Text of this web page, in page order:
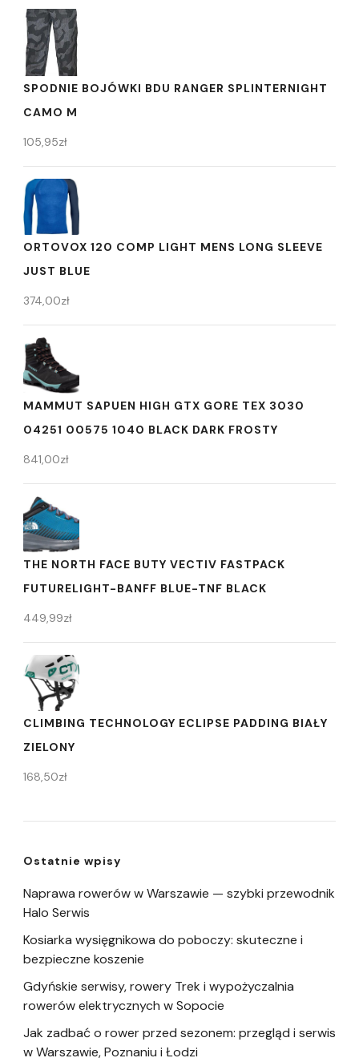
SPODNIE BOJÓWKI BDU RANGER SPLINTERNIGHT
CAMO M
105,95zł
ORTOVOX 120 COMP LIGHT MENS LONG SLEEVE
JUST BLUE
374,00zł
MAMMUT SAPUEN HIGH GTX GORE TEX 3030
04251 00575 1040 BLACK DARK FROSTY
841,00zł
THE NORTH FACE BUTY VECTIV FASTPACK
FUTURELIGHT-BANFF BLUE-TNF BLACK
449,99zł
CLIMBING TECHNOLOGY ECLIPSE PADDING BIAŁY
ZIELONY
168,50zł
Ostatnie wpisy
Naprawa rowerów w Warszawie — szybki przewodnik
Halo Serwis
Kosiarka wysięgnikowa do poboczy: skuteczne i
bezpieczne koszenie
Gdyńskie serwisy, rowery Trek i wypożyczalnia
rowerów elektrycznych w Sopocie
Jak zadbać o rower przed sezonem: przegląd i serwis
w Warszawie, Poznaniu i Łodzi